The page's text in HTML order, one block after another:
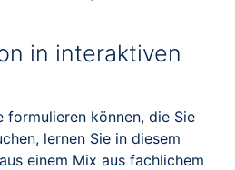
in interaktiven
formulieren können, die Sie
lernen Sie in diesem
einem Mix aus fachlichem